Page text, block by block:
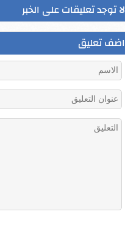
لا توجد تعليقات على الخبر
اضف تعليق